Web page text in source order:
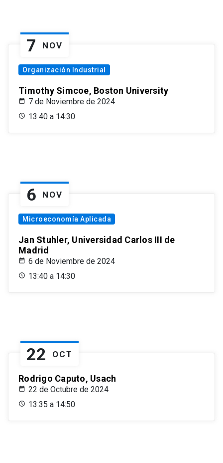
7 NOV
Organización Industrial
Timothy Simcoe, Boston University
7 de Noviembre de 2024
13:40 a 14:30
6 NOV
Microeconomía Aplicada
Jan Stuhler, Universidad Carlos III de
Madrid
6 de Noviembre de 2024
13:40 a 14:30
22 OCT
Rodrigo Caputo, Usach
22 de Octubre de 2024
13:35 a 14:50